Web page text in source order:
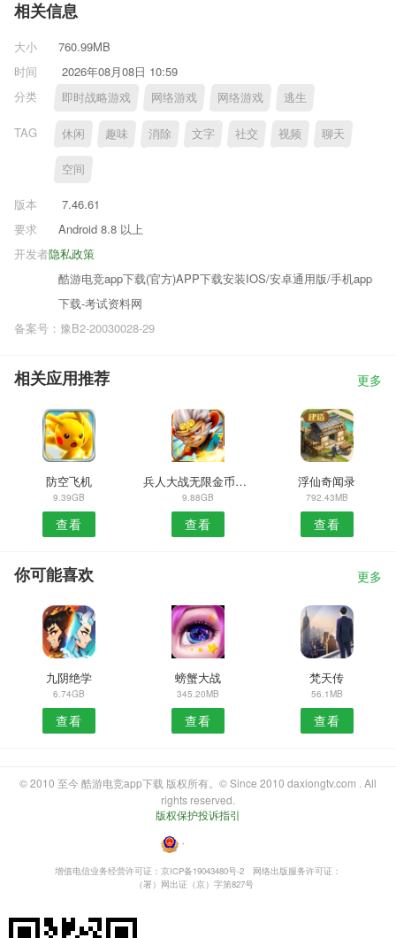
相关信息
大小
760.99MB
时间
2026年08月08日 10:59
分类
即时战略游戏 网络游戏 网络游戏 逃生
TAG 休闲 趣味 消除 文字 社交 视频 聊天
空间
版本
7.46.61
要求
Android 8.8 以上
隐私政策
开发者
酷游电竞app下载(官方)APP下载安装IOS/安卓通用版/手机app
下载-考试资料网
备案号：豫B2-20030028-29
相关应用推荐 更多
防空飞机
9.39GB
查看
兵人大战无限金币钻石版
9.88GB
查看
浮仙奇闻录
792.43MB
查看
你可能喜欢 更多
九阴绝学
6.74GB
查看
螃蟹大战
345.20MB
查看
梵天传
56.1MB
查看
© 2010 至今 酷游电竞app下载 版权所有。© Since 2010 daxiongtv.com . All
rights reserved.
版权保护投诉指引
・
增值电信业务经营许可证：京ICP备19043480号-2
网络出版服务许可证：
（署）网出证（京）字第827号